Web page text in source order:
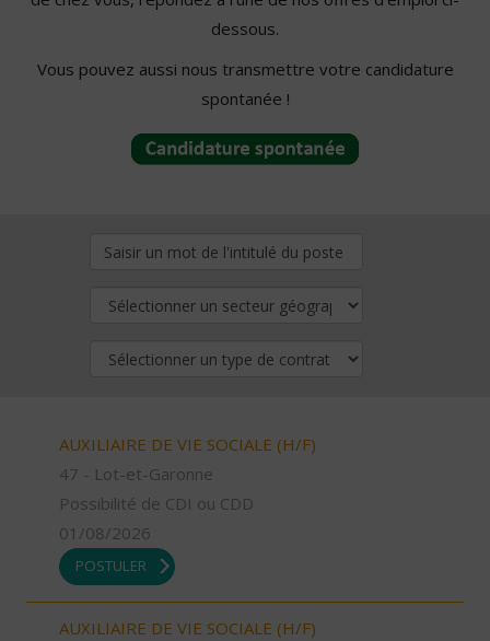
dessous.
Vous pouvez aussi nous transmettre votre candidature
spontanée !
AUXILIAIRE DE VIE SOCIALE (H/F)
47 - Lot-et-Garonne
Possibilité de CDI ou CDD
01/08/2026
POSTULER
AUXILIAIRE DE VIE SOCIALE (H/F)